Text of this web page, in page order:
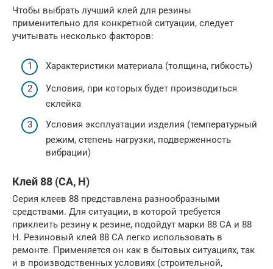
Чтобы выбрать лучший клей для резины
применительно для конкретной ситуации, следует
учитывать несколько факторов:
Характеристики материала (толщина, гибкость)
Условия, при которых будет производиться
склейка
Условия эксплуатации изделия (температурный
режим, степень нагрузки, подверженность
вибрации)
Клей 88 (СА, Н)
Серия клеев 88 представлена разнообразными
средствами. Для ситуации, в которой требуется
приклеить резину к резине, подойдут марки 88 СА и 88
Н. Резиновый клей 88 СА легко использовать в
ремонте. Применяется он как в бытовых ситуациях, так
и в производственных условиях (строительной,